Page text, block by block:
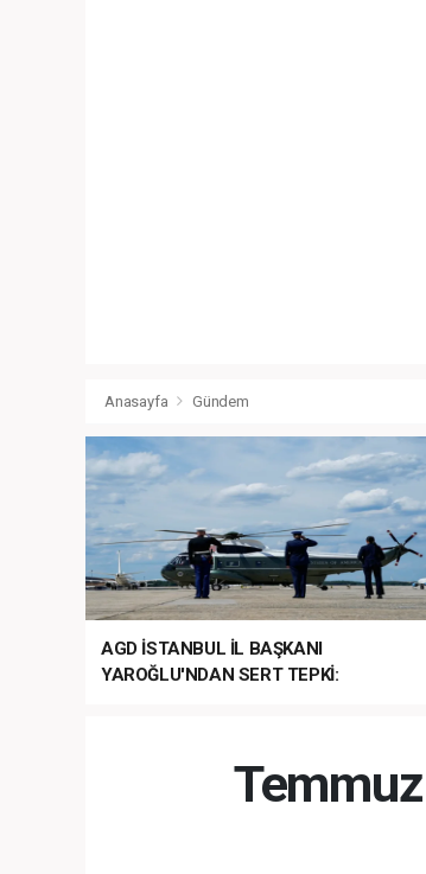
Anasayfa Gündem
AGD İSTANBUL İL BAŞKANI
YAROĞLU'NDAN SERT TEPKİ: